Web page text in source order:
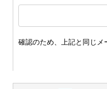
確認のため、上記と同じ